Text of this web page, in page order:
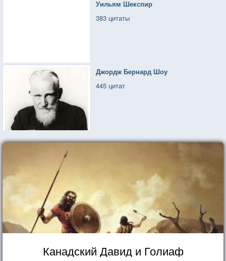
Уильям Шекспир
383 цитаты
Джордж Бернард Шоу
445 цитат
Канадский Давид и Голиаф